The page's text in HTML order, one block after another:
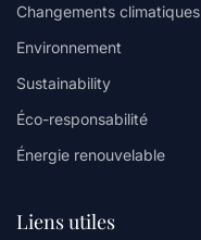
Changements climatiques
Environnement
Sustainability
Éco-responsabilité
Énergie renouvelable
Liens utiles